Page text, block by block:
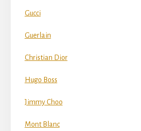
Gucci
Guerlain
Christian Dior
Hugo Boss
Jimmy Choo
Mont Blanc